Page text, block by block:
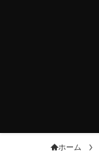
ホーム